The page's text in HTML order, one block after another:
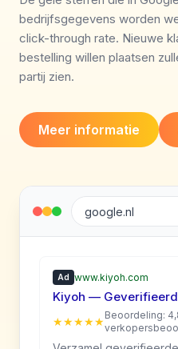
bedrijfsgegevens worden
click-through rate. Nieuwe
bestelling willen plaatsen
partij zien.
Meer informatie
google.nl
Ad www.kiyoh.com
Kiyoh —
★★★★★Beoordeling: